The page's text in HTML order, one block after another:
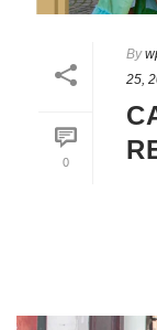
0
By
25,